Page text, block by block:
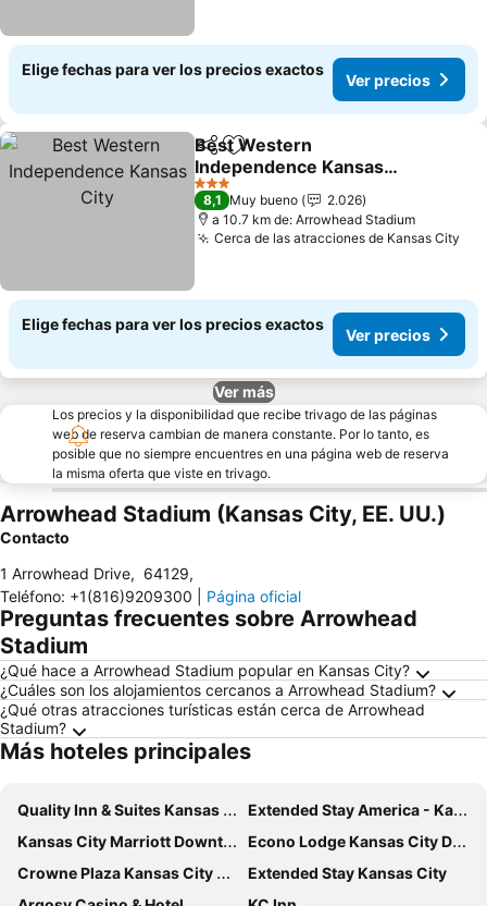
Elige fechas para ver los precios exactos
Ver precios
CompartirAgregar a favoritos
Best Western
Independence Kansas
City
Ver precios
3 Estrellas
8,1 Muy bueno
2.026
a 10.7 km de: Arrowhead Stadium
Cerca de las atracciones de Kansas City
Elige fechas para ver los precios exactos
Ver precios
Ver más
Los precios y la disponibilidad que recibe trivago de las páginas
web de reserva cambian de manera constante. Por lo tanto, es
posible que no siempre encuentres en una página web de reserva
la misma oferta que viste en trivago.
Arrowhead Stadium (Kansas City, EE. UU.)
Contacto
1 Arrowhead Drive, 64129,
Teléfono: +1(816)9209300 Página oficial
Preguntas frecuentes sobre Arrowhead
Stadium
¿Qué hace a Arrowhead Stadium popular en Kansas City?
¿Cuáles son los alojamientos cercanos a Arrowhead Stadium?
¿Qué otras atracciones turísticas están cerca de Arrowhead
Stadium?
Más hoteles principales
Quality Inn & Suites Kansas City I-435N Near Sports Complex
Extended Stay America - Kansas City - Shawnee Mission
Kansas City Marriott Downtown
Econo Lodge Kansas City Downtown North
Crowne Plaza Kansas City Downtown By Ihg
Extended Stay Kansas City